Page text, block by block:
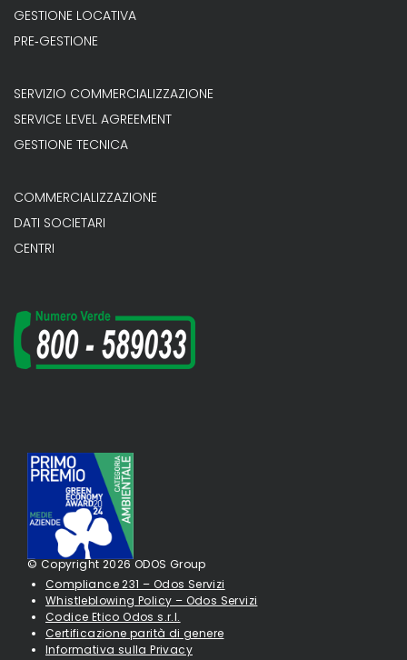
GESTIONE LOCATIVA
PRE‐GESTIONE
SERVIZIO COMMERCIALIZZAZIONE
SERVICE LEVEL AGREEMENT
GESTIONE TECNICA
COMMERCIALIZZAZIONE
DATI SOCIETARI
CENTRI
© Copyright 2026 ODOS Group
Compliance 231 – Odos Servizi
Whistleblowing Policy – Odos Servizi
Codice Etico Odos s.r.l.
Certificazione parità di genere
Informativa sulla Privacy